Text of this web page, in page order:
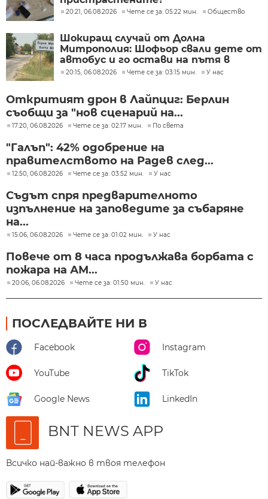
20:21, 06.08.2026 Чете се за: 05:22 мин. Общество
Шокиращ случай от Долна
Митрополия: Шофьор свали дете от
автобус и го остави на пътя в
жегата
20:15, 06.08.2026 Чете се за: 03:15 мин. У нас
Откритият дрон в Лайпциг: Берлин
съобщи за "нов сценарий на...
17:20, 06.08.2026 Чете се за: 02:17 мин. По света
"Галъп": 42% одобрение на
правителството на Радев след...
12:50, 06.08.2026 Чете се за: 03:52 мин. У нас
Съдът спря предварителното
изпълнение на заповедите за събаряне
на...
15:06, 06.08.2026 Чете се за: 01:02 мин. У нас
Повече от 8 часа продължава борбата с
пожара на АМ...
20:06, 06.08.2026 Чете се за: 01:50 мин. У нас
ПОСЛЕДВАЙТЕ НИ В
Facebook Instagram
YouTube TikTok
Google News LinkedIn
BNT NEWS APP
Всичко най-важно в твоя телефон